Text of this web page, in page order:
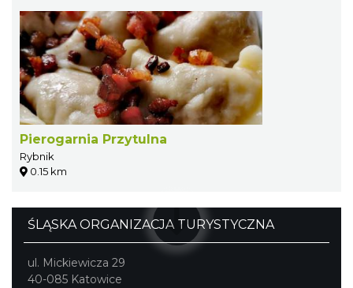
Pierogarnia Przytulna
Rybnik
0.15 km
ŚLĄSKA ORGANIZACJA TURYSTYCZNA
ul. Mickiewicza 29
40-085 Katowice